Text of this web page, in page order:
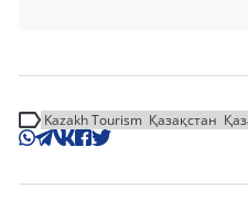
Kazakh Tourism Қазақстан